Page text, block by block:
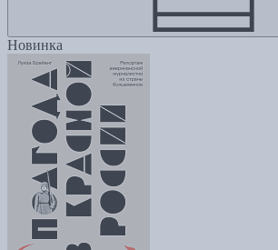
Новинка